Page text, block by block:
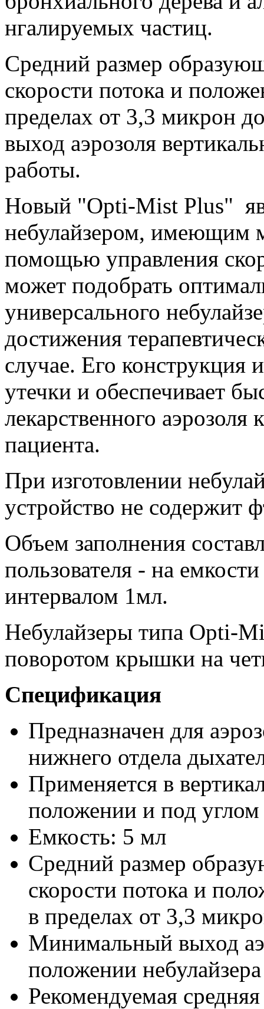
нгалируемых частиц.
Средний размер
скорости потока и
пределах от 3,3 микрон
выход аэрозоля
работы.
Новый "Opti-Mist Plus"
небулайзером, имеющим
помощью управления
может подобрать
универсального
достижения
случае. Его конструкция
утечки и обеспечивает
лекарственного
пациента.
При изготовлении
устройство не содержит
Объем заполнения
пользователя - на
интервалом 1мл.
Небулайзеры типа Opti-
поворотом крышки на
Спецификация
Предназначен для
нижнего отдела
Применяется в
положении и под углом
Емкость: 5 мл
Средний размер
скорости потока и
в пределах от 3,3
Минимальный выход
положении
Рекомендуемая